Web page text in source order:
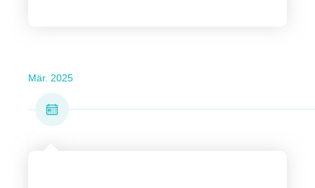
Mär. 2025